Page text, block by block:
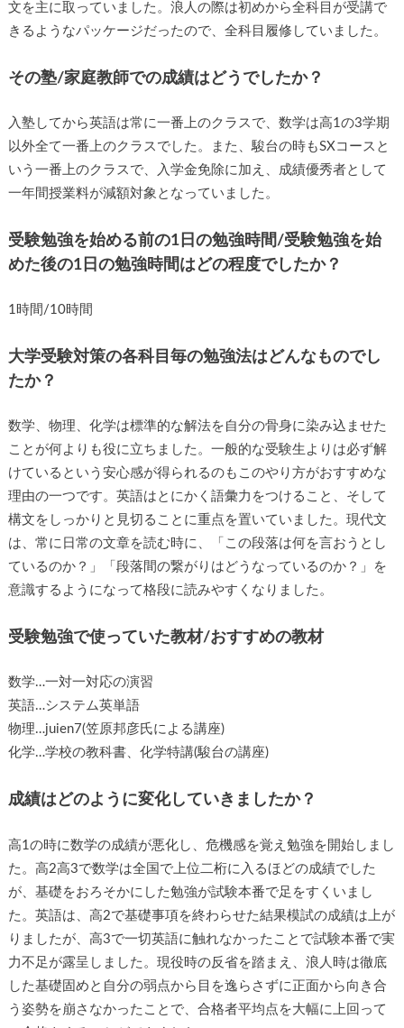
文を主に取っていました。浪人の際は初めから全科目が受講で
きるようなパッケージだったので、全科目履修していました。
その塾/家庭教師での成績はどうでしたか？
入塾してから英語は常に一番上のクラスで、数学は高1の3学期
以外全て一番上のクラスでした。また、駿台の時もSXコースと
いう一番上のクラスで、入学金免除に加え、成績優秀者として
一年間授業料が減額対象となっていました。
受験勉強を始める前の1日の勉強時間/受験勉強を始
めた後の1日の勉強時間はどの程度でしたか？
1時間/10時間
大学受験対策の各科目毎の勉強法はどんなものでし
たか？
数学、物理、化学は標準的な解法を自分の骨身に染み込ませた
ことが何よりも役に立ちました。一般的な受験生よりは必ず解
けているという安心感が得られるのもこのやり方がおすすめな
理由の一つです。英語はとにかく語彙力をつけること、そして
構文をしっかりと見切ることに重点を置いていました。現代文
は、常に日常の文章を読む時に、「この段落は何を言おうとし
ているのか？」「段落間の繋がりはどうなっているのか？」を
意識するようになって格段に読みやすくなりました。
受験勉強で使っていた教材/おすすめの教材
数学…一対一対応の演習
英語…システム英単語
物理…juien7(笠原邦彦氏による講座)
化学…学校の教科書、化学特講(駿台の講座)
成績はどのように変化していきましたか？
高1の時に数学の成績が悪化し、危機感を覚え勉強を開始しまし
た。高2高3で数学は全国で上位二桁に入るほどの成績でした
が、基礎をおろそかにした勉強が試験本番で足をすくいまし
た。英語は、高2で基礎事項を終わらせた結果模試の成績は上が
りましたが、高3で一切英語に触れなかったことで試験本番で実
力不足が露呈しました。現役時の反省を踏まえ、浪人時は徹底
した基礎固めと自分の弱点から目を逸らさずに正面から向き合
う姿勢を崩さなかったことで、合格者平均点を大幅に上回って